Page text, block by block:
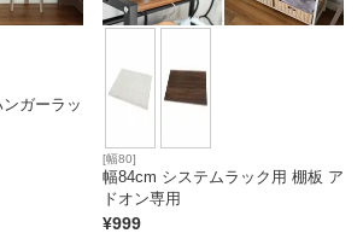
ング家具
ーブル・セット
ガーラッ
[幅80]
幅84cm システムラック用 棚板 ア
ドオン専用
¥999